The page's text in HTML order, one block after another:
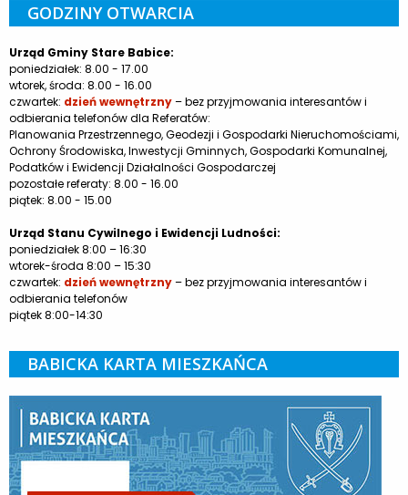
GODZINY OTWARCIA
Urząd Gminy Stare Babice:
poniedziałek: 8.00 - 17.00
wtorek, środa: 8.00 - 16.00
czwartek: dzień wewnętrzny– bez przyjmowania interesantów i
odbierania telefonów dla Referatów:
Planowania Przestrzennego, Geodezji i Gospodarki Nieruchomościami,
Ochrony Środowiska, Inwestycji Gminnych, Gospodarki Komunalnej,
Podatków i Ewidencji Działalności Gospodarczej
pozostałe referaty: 8.00 - 16.00
piątek: 8.00 - 15.00
Urząd Stanu Cywilnego i Ewidencji Ludności:
poniedziałek 8:00 – 16:30
wtorek-środa 8:00 – 15:30
czwartek: dzień wewnętrzny– bez przyjmowania interesantów i
odbierania telefonów
piątek 8:00-14:30
BABICKA KARTA MIESZKAŃCA